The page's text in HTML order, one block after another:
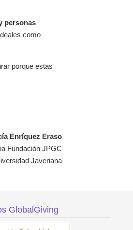
personas
como
porque estas
Enríquez Eraso
Fundación JPGC
Javeriana
GlobalGiving